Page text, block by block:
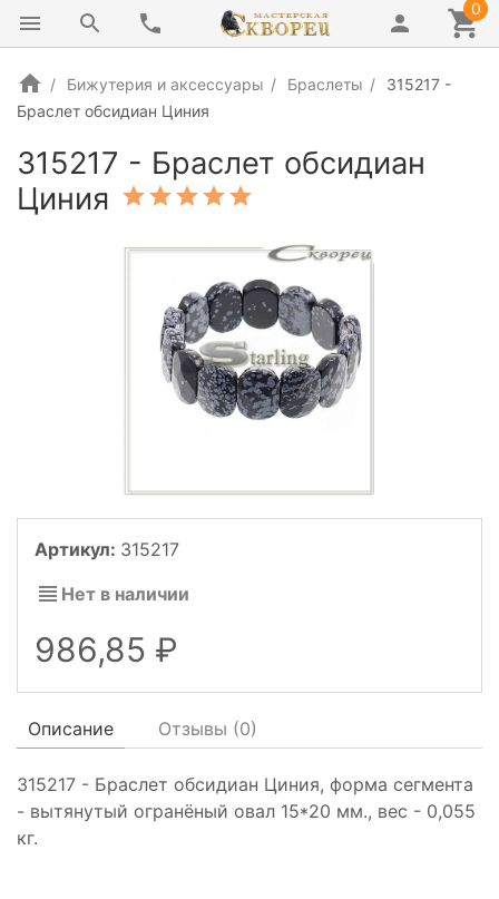
0
Бижутерия и аксессуары Браслеты
315217 -
Браслет обсидиан Циния
315217 - Браслет обсидиан
Циния
Артикул: 315217
Нет в наличии
986,85
Описание Отзывы (0)
315217 - Браслет обсидиан Циния, форма сегмента
- вытянутый огранёный овал 15*20 мм., вес - 0,055
кг.